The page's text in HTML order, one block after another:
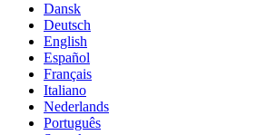
Dansk
Deutsch
English
Español
Français
Italiano
Nederlands
Português